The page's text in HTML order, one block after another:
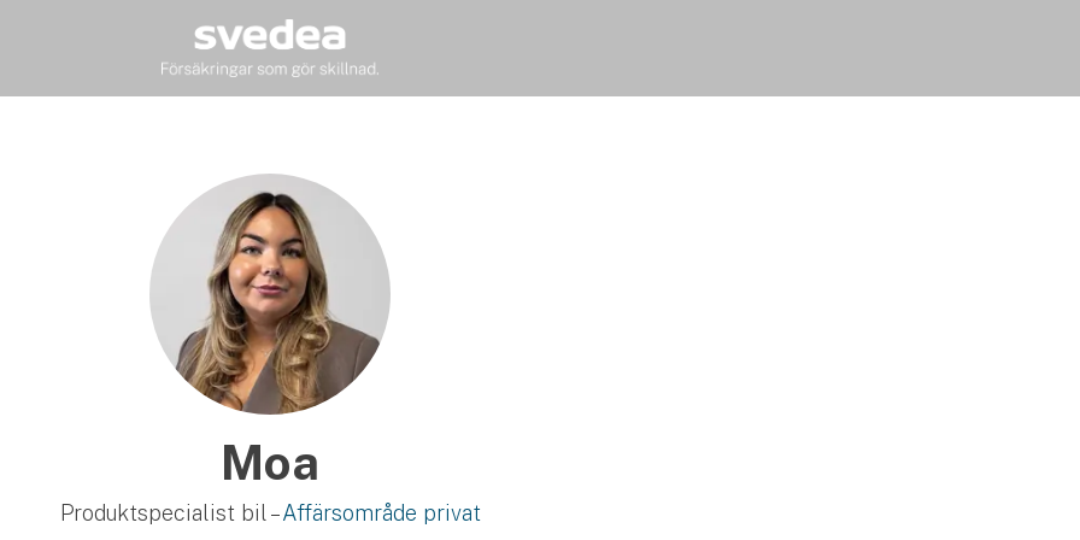
Moa
Produktspecialist bil –Affärsområde privat